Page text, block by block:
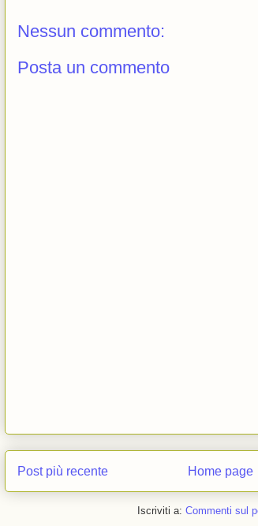
Nessun commento:
Posta un commento
Post più recente Home page
Iscriviti a: Commenti sul